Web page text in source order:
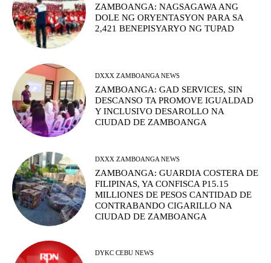
ZAMBOANGA: NAGSAGAWA ANG
DOLE NG ORYENTASYON PARA SA
2,421 BENEPISYARYO NG TUPAD
DXXX ZAMBOANGA NEWS
ZAMBOANGA: GAD SERVICES, SIN
DESCANSO TA PROMOVE IGUALDAD
Y INCLUSIVO DESAROLLO NA
CIUDAD DE ZAMBOANGA
DXXX ZAMBOANGA NEWS
ZAMBOANGA: GUARDIA COSTERA DE
FILIPINAS, YA CONFISCA P15.15
MILLIONES DE PESOS CANTIDAD DE
CONTRABANDO CIGARILLO NA
CIUDAD DE ZAMBOANGA
DYKC CEBU NEWS